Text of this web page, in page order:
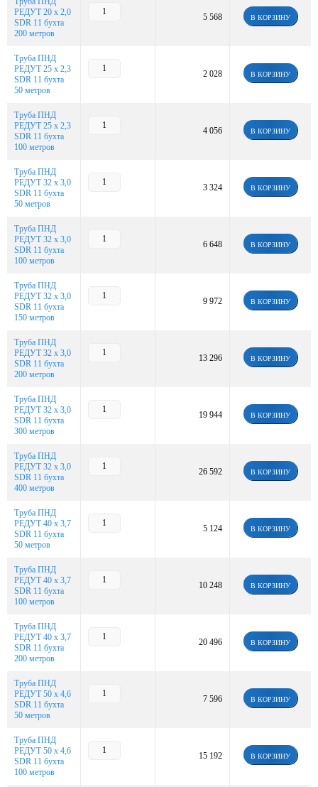
РЕДУТ 20 х 2,0
SDR 11 бухта
200 метров
5 568 В КОРЗИНУ
Труба ПНД
РЕДУТ 25 х 2,3
SDR 11 бухта
50 метров
2 028 В КОРЗИНУ
Труба ПНД
РЕДУТ 25 х 2,3
SDR 11 бухта
100 метров
4 056 В КОРЗИНУ
Труба ПНД
РЕДУТ 32 х 3,0
SDR 11 бухта
50 метров
3 324 В КОРЗИНУ
Труба ПНД
РЕДУТ 32 х 3,0
SDR 11 бухта
100 метров
6 648 В КОРЗИНУ
Труба ПНД
РЕДУТ 32 х 3,0
SDR 11 бухта
150 метров
9 972 В КОРЗИНУ
Труба ПНД
РЕДУТ 32 х 3,0
SDR 11 бухта
200 метров
13 296 В КОРЗИНУ
Труба ПНД
РЕДУТ 32 х 3,0
SDR 11 бухта
300 метров
19 944 В КОРЗИНУ
Труба ПНД
РЕДУТ 32 х 3,0
SDR 11 бухта
400 метров
26 592 В КОРЗИНУ
Труба ПНД
РЕДУТ 40 х 3,7
SDR 11 бухта
50 метров
5 124 В КОРЗИНУ
Труба ПНД
РЕДУТ 40 х 3,7
SDR 11 бухта
100 метров
10 248 В КОРЗИНУ
Труба ПНД
РЕДУТ 40 х 3,7
SDR 11 бухта
200 метров
20 496 В КОРЗИНУ
Труба ПНД
РЕДУТ 50 х 4,6
SDR 11 бухта
50 метров
7 596 В КОРЗИНУ
Труба ПНД
РЕДУТ 50 х 4,6
SDR 11 бухта
100 метров
15 192 В КОРЗИНУ